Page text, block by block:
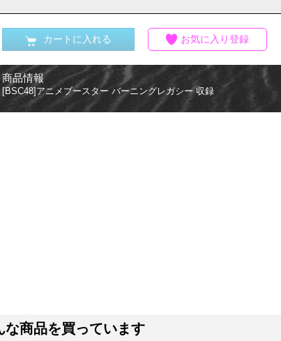
カートに入れる お気に入り登録
商品情報
[BSC48]アニメブースター バーニングレガシー 収録
な商品を買っています